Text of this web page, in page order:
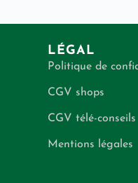
LÉGAL
Politique de
CGV shops
CGV télé-conseils
Mentions légales